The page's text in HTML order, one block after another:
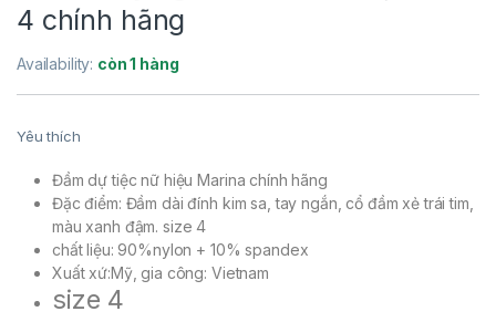
4 chính hãng
Availability: còn 1 hàng
Yêu thích
Đầm dự tiệc nữ hiệu Marina chính hãng
Đặc điểm: Đầm dài đính kim sa, tay ngắn, cổ đầm xẻ trái tim,
màu xanh đậm. size 4
chất liệu: 90%nylon + 10% spandex
Xuất xứ:Mỹ, gia công: Vietnam
size 4